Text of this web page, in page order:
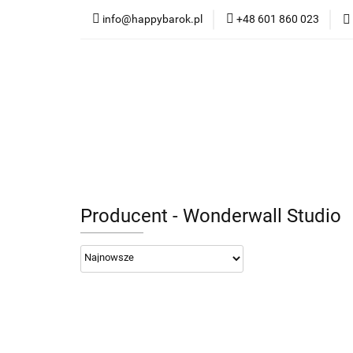
info@happybarok.pl +48 601 860 023
Nowości
Producent - Wonderwall Studio